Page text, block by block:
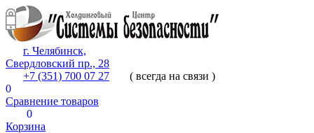
г. Челябинск,
Свердловский пр., 28
+7 (351) 700 07 27
( всегда на связи )
0
Сравнение товаров
0
Корзина